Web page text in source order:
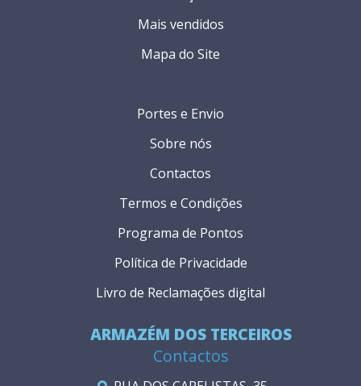
ARMAZÉM DOS TERCEIROS
Contactos
Portes e Envio
Sobre nós
Contactos
Termos e Condições
Programa de Pontos
Política de Privacidade
Livro de Reclamações digital
Mais vendidos
Mapa do Site